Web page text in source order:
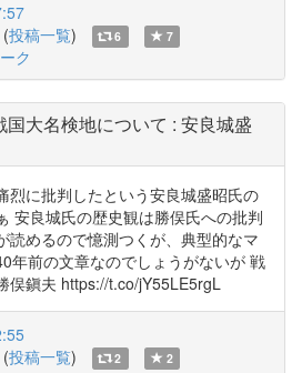
(投稿一覧) 6 7
ク
国大名検地について : 安良城盛
烈に批判したという安良城盛昭氏の
安良城氏の歴史観は勝俣氏への批判
読めるので憶測つくが、典型的なマ
年前の文章なのでしょうがないが 戦
鎭夫 https://t.co/jY55LE5rgL
(投稿一覧) 2 2